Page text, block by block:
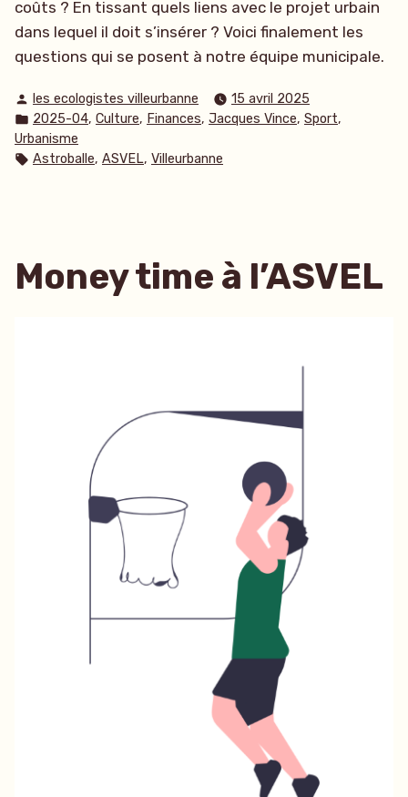
coûts ? En tissant quels liens avec le projet urbain
dans lequel il doit s’insérer ? Voici finalement les
questions qui se posent à notre équipe municipale.
Publié
par
les ecologistes villeurbanne
15 avril 2025
Publié
dans
2025-04, Culture, Finances, Jacques Vince, Sport,
Urbanisme
Étiquettes :
Astroballe, ASVEL, Villeurbanne
Money time à l’ASVEL